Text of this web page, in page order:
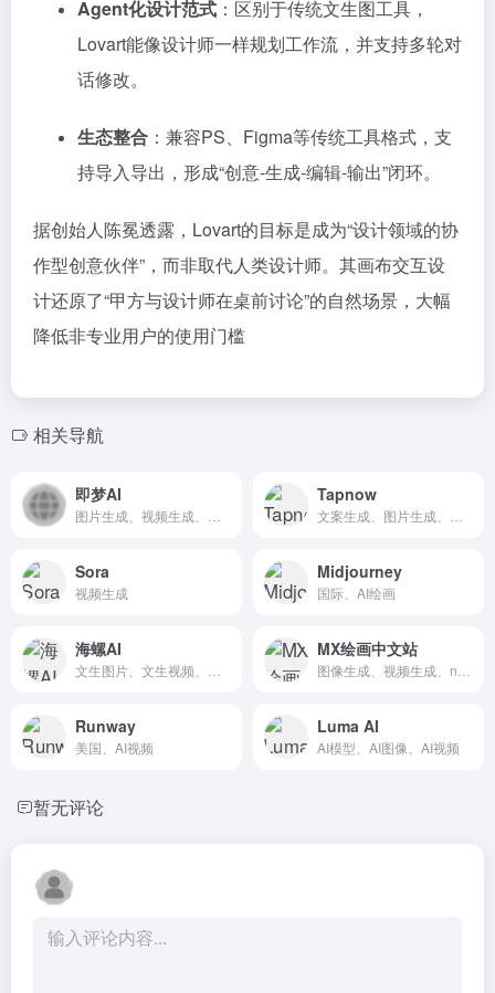
Agent化设计范式 ：区别于传统文生图工具，
Lovart能像设计师一样规划工作流，并支持多轮对
话修改。
生态整合 ：兼容PS、Figma等传统工具格式，支
持导入导出，形成“创意-生成-编辑-输出”闭环。
据创始人陈冕透露，Lovart的目标是成为“设计领域的协
作型创意伙伴”，而非取代人类设计师。其画布交互设
计还原了“甲方与设计师在桌前讨论”的自然场景，大幅
降低非专业用户的使用门槛
相关导航
即梦AI Tapnow
Sora
视频生成
Midjourney
国际、AI绘画
海螺AI MX绘画中文站
Runway
美国、AI视频
Luma AI
AI模型、AI图像、AI视频
暂无评论